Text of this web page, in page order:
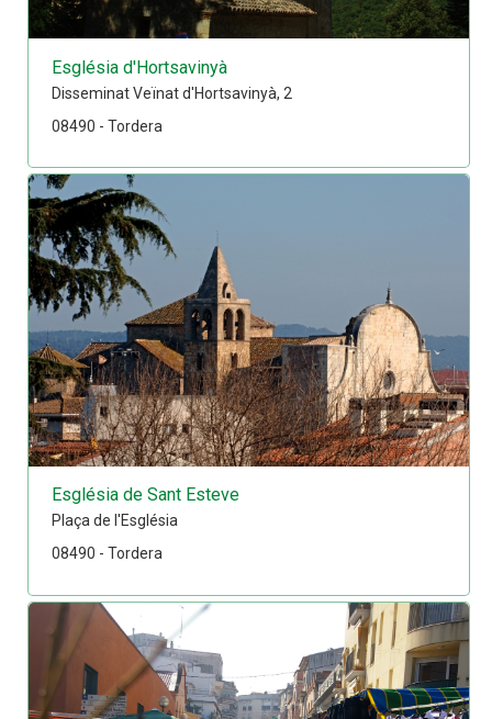
Església d'Hortsavinyà
Disseminat Veïnat d'Hortsavinyà, 2
08490 - Tordera
Església de Sant Esteve
Plaça de l'Església
08490 - Tordera